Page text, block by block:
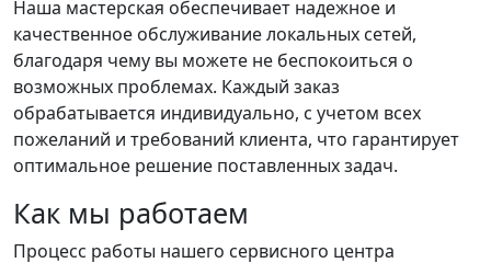
Наша мастерская обеспечивает надежное и
качественное обслуживание локальных сетей,
благодаря чему вы можете не беспокоиться о
возможных проблемах. Каждый заказ
обрабатывается индивидуально, с учетом всех
пожеланий и требований клиента, что гарантирует
оптимальное решение поставленных задач.
Как мы работаем
Процесс работы нашего сервисного центра